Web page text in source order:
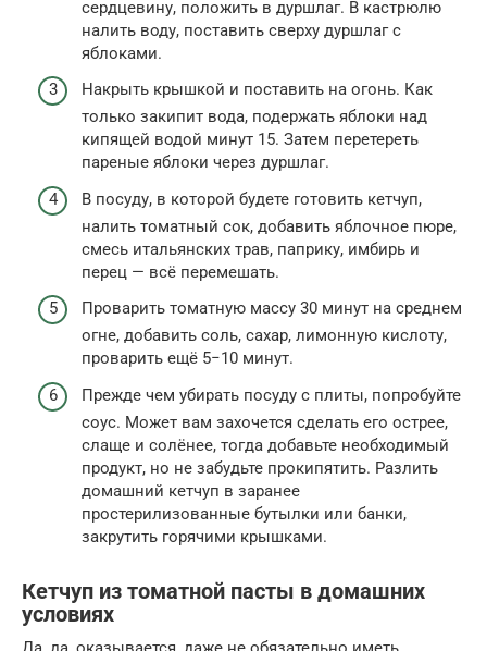
сердцевину, положить в дуршлаг. В кастрюлю
налить воду, поставить сверху дуршлаг с
яблоками.
Накрыть крышкой и поставить на огонь. Как
только закипит вода, подержать яблоки над
кипящей водой минут 15. Затем перетереть
пареные яблоки через дуршлаг.
В посуду, в которой будете готовить кетчуп,
налить томатный сок, добавить яблочное пюре,
смесь итальянских трав, паприку, имбирь и
перец — всё перемешать.
Проварить томатную массу 30 минут на среднем
огне, добавить соль, сахар, лимонную кислоту,
проварить ещё 5−10 минут.
Прежде чем убирать посуду с плиты, попробуйте
соус. Может вам захочется сделать его острее,
слаще и солёнее, тогда добавьте необходимый
продукт, но не забудьте прокипятить. Разлить
домашний кетчуп в заранее
простерилизованные бутылки или банки,
закрутить горячими крышками.
Кетчуп из томатной пасты в домашних
условиях